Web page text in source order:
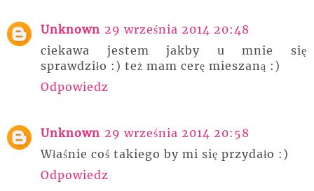
Unknown 29 września 2014 20:48
ciekawa jestem jakby u mnie się
sprawdziło :) też mam cerę mieszaną :)
Odpowiedz
Unknown 29 września 2014 20:58
Właśnie coś takiego by mi się przydało :)
Odpowiedz